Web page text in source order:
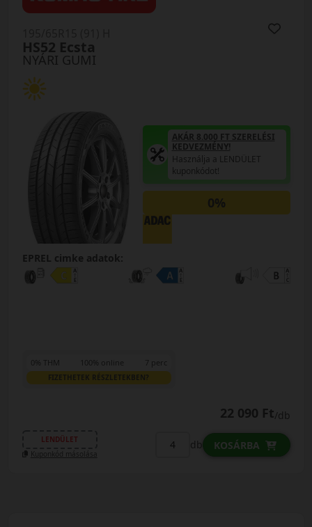
NYÁRI GUMI
HS52 Ecsta
AKÁR 8.000 FT SZERELÉSI
KEDVEZMÉNY!
Használja a LENDÜLET
kuponkódot!
0%
EPREL cimke adatok:
0% THM 100% online 7 perc
FIZETHETEK RÉSZLETEKBEN?
22 090 Ft/db
LENDÜLET
Kuponkód másolása
db KOSÁRBA